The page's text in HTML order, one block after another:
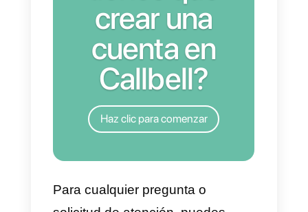
Cómo empezar a usar
WhatsApp para tu equipo
WhatsApp de forma compartida